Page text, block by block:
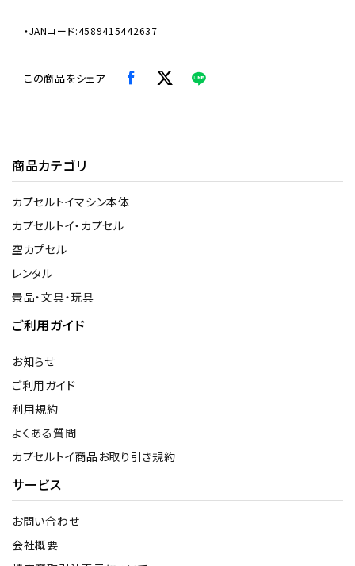
・JANコード:4589415442637
この商品をシェア
商品カテゴリ
カプセルトイマシン本体
カプセルトイ・カプセル
空カプセル
レンタル
景品・文具・玩具
ご利用ガイド
お知らせ
ご利用ガイド
利用規約
よくある質問
カプセルトイ商品お取り引き規約
サービス
お問い合わせ
会社概要